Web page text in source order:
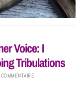
Voice: I
Tribulations